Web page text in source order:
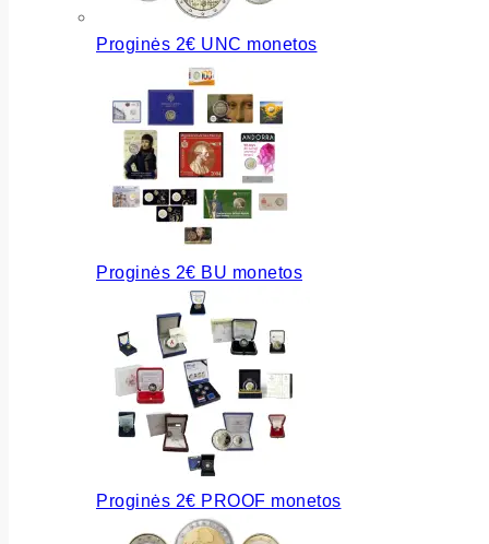
Proginės 2€ UNC monetos
Proginės 2€ BU monetos
Proginės 2€ PROOF monetos